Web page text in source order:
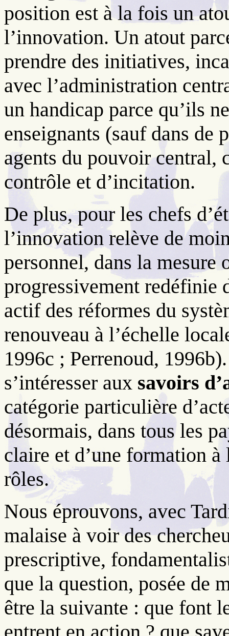
position est à la fois un
l’innovation. Un atout
prendre des initiatives,
avec l’administration
un handicap parce qu’ils
enseignants (sauf dans de
agents du pouvoir central,
contrôle et d’incitation.
De plus, pour les chefs
l’innovation relève de
personnel, dans la mesure
progressivement redéfinie
actif des réformes du
renouveau à l’échelle
1996c ; Perrenoud,
s’intéresser aux savoirs
catégorie particulière
désormais, dans tous les
claire et d’une formation
rôles.
Nous éprouvons, avec
malaise à voir des
prescriptive,
que la question, posée de
être la suivante : que font